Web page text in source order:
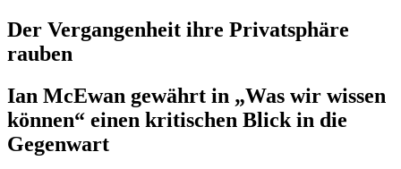
Der Vergangenheit ihre Privatsphäre
rauben
Ian McEwan gewährt in „Was wir wissen
können“ einen kritischen Blick in die
Gegenwart